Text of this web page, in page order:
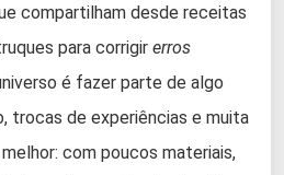
compartilham desde receitas
para corrigir erros
é fazer parte de algo
trocas de experiências e muita
com poucos materiais,